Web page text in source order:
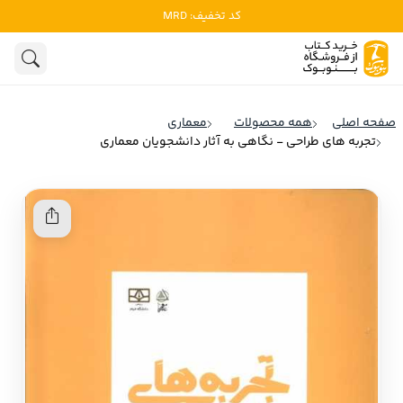
کد تخفیف: MRD
ادبیات
روانشناسی
تاریخ و سیاست
ادبیات آمریکا
ادبیات روسیه
ادبیات آمریکای لاتین
ادبیات ترکیه
ادبیات آسیا
صفحه اصلی همه محصولات
معماری
تجربه های طراحی - نگاهی به آثار دانشجویان معماری